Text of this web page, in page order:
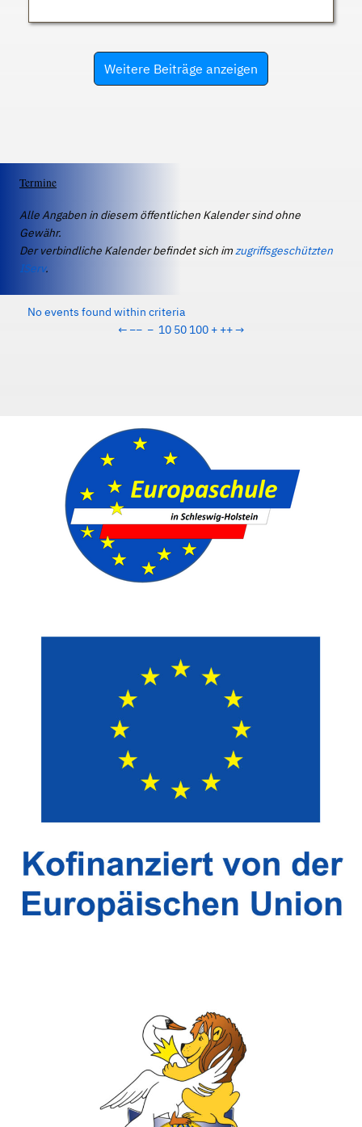
Weitere Beiträge anzeigen
Termine
Alle Angaben in diesem öffentlichen Kalender sind ohne
Gewähr.
Der verbindliche Kalender befindet sich imzugriffsgeschützten
IServ.
No events found within criteria
← −− − 10 50 100 + ++→